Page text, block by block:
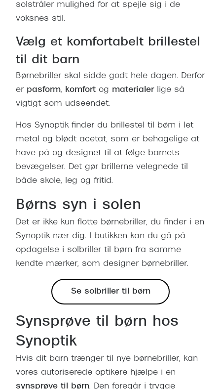
solstråler mulighed for at spejle sig i de
voksnes stil.
Vælg et komfortabelt brillestel
til dit barn
Børnebriller skal sidde godt hele dagen. Derfor
er pasform, komfort og materialerlige så
vigtigt som udseendet.
Hos Synoptik finder du brillestel til børn i let
metal og blødt acetat, som er behagelige at
have på og designet til at følge barnets
bevægelser. Det gør brillerne velegnede til
både skole, leg og fritid.
Børns syn i solen
Det er ikke kun flotte børnebriller, du finder i en
Synoptik nær dig. I butikken kan du gå på
opdagelse i solbriller til børn fra samme
kendte mærker, som designer børnebriller.
Se solbriller til børn
Synsprøve til børn hos
Synoptik
Hvis dit barn trænger til nye børnebriller, kan
vores autoriserede optikere hjælpe i en
synsprøve til børn. Den foregår i trygge